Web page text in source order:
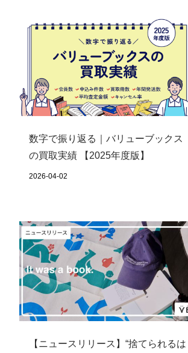
数字で振り返る｜バリューブックス
の買取実績 【2025年度版】
2026-04-02
【ニュースリリース】“捨てられるは